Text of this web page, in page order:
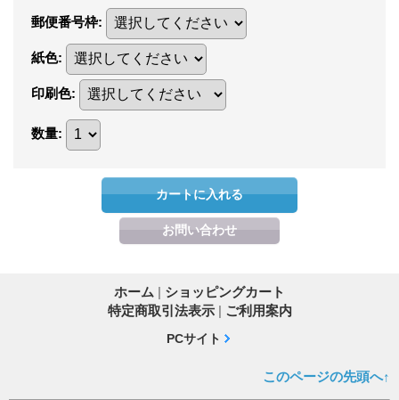
郵便番号枠:
紙色:
印刷色:
数量:
ホーム | ショッピングカート
特定商取引法表示 | ご利用案内
PCサイト
このページの先頭へ↑